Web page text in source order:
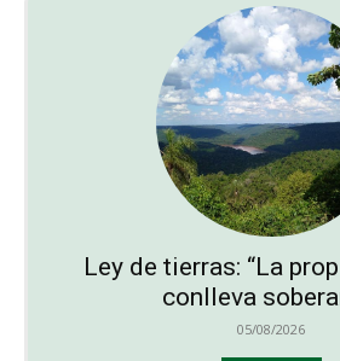
Ley de tierras: “La
conlleva
05/08/2026